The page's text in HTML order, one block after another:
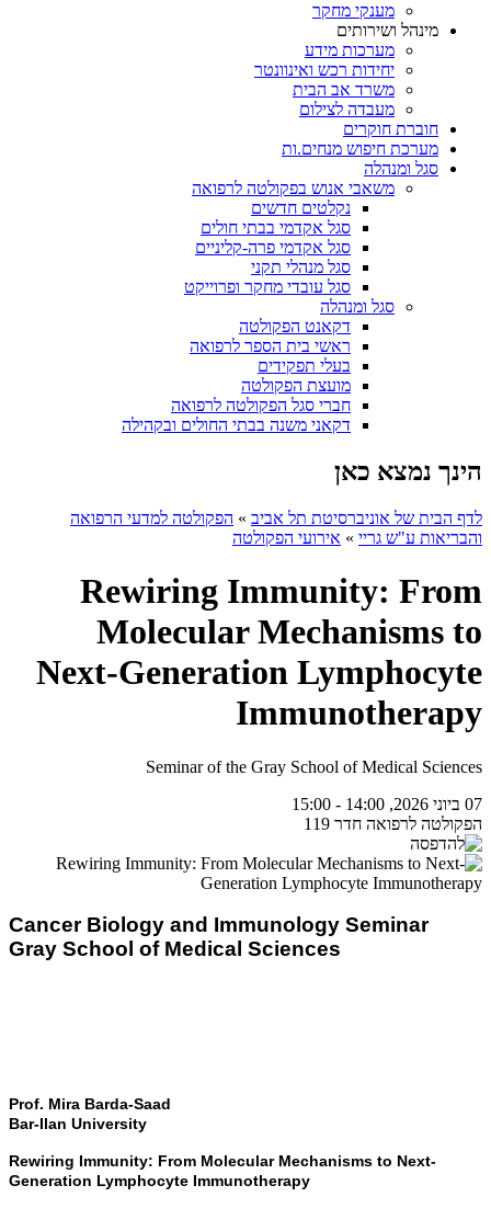
מענקי מחקר
מינהל ושירותים
מערכות מידע
יחידות רכש ואינוונטר
משרד אב הבית
מעבדה לצילום
חוברת חוקרים
מערכת חיפוש מנחים.ות
סגל ומנהלה
משאבי אנוש בפקולטה לרפואה
נקלטים חדשים
סגל אקדמי בבתי חולים
סגל אקדמי פרה-קליניים
סגל מנהלי תקני
סגל עובדי מחקר ופרוייקט
סגל ומנהלה
דקאנט הפקולטה
ראשי בית הספר לרפואה
בעלי תפקידים
מועצת הפקולטה
חברי סגל הפקולטה לרפואה
דקאני משנה בבתי החולים ובקהילה
הינך נמצא כאן
לדף הבית של אוניברסיטת תל אביב » הפקולטה למדעי הרפואה
והבריאות ע"ש גריי » אירועי הפקולטה
Rewiring Immunity: From
Molecular Mechanisms to
Next-Generation Lymphocyte
Immunotherapy
Seminar of the Gray School of Medical Sciences
07 ביוני 2026, 14:00 - 15:00
הפקולטה לרפואה חדר 119
Cancer Biology and Immunology Seminar
Gray School of Medical Sciences
Prof. Mira Barda-Saad
Bar-Ilan University
Rewiring Immunity: From Molecular Mechanisms to Next-
Generation Lymphocyte Immunotherapy